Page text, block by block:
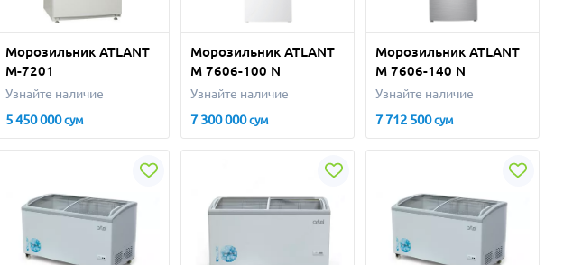
Морозильник ATLANT
М-7201
Узнайте наличие
5 450 000сум
Морозильник ATLANT
M 7606-100 N
Узнайте наличие
7 300 000сум
Морозильник ATLANT
М 7606-140 N
Узнайте наличие
7 712 500сум